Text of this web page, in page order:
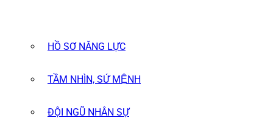
HỒ SƠ NĂNG LỰC
TẦM NHÌN, SỨ MỆNH
ĐỘI NGŨ NHÂN SỰ